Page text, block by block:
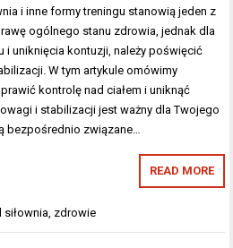
i inne formy treningu stanowią jeden z
ogólnego stanu zdrowia, jednak dla
i uniknięcia kontuzji, należy poświęcić
W tym artykule omówimy
kontrolę nad ciałem i uniknąć
i stabilizacji jest ważny dla Twojego
bezpośrednio związane…
READ MORE
siłownia, zdrowie